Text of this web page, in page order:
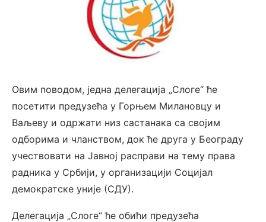
Овим поводом, једна делегација „Слоге“ ће
посетити предузећа у Горњем Милановцу и
Ваљеву и одржати низ састанака са својим
одборима и чланством, док ће друга у Београду
учествовати на Јавној расправи на тему права
радника у Србији, у организацији Социјал
демократске уније (СДУ).
Делегација „Слоге“ ће обићи предузећа